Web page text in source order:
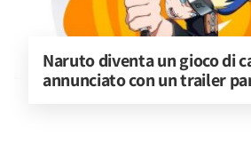
Naruto diventa un gioco di
annunciato con un trailer